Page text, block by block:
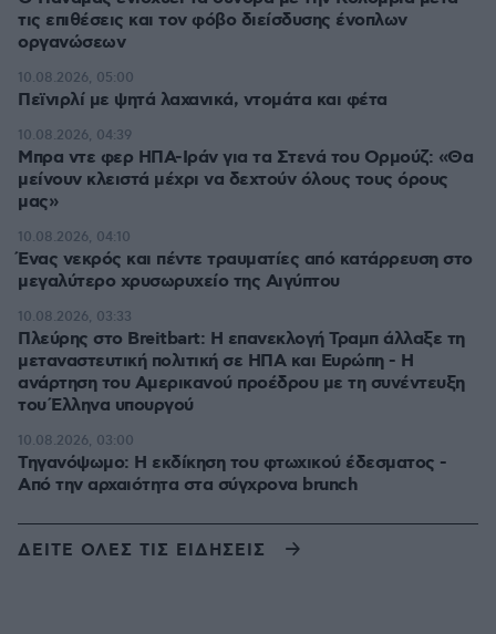
τις επιθέσεις και τον φόβο διείσδυσης ένοπλων
οργανώσεων
Πεϊνιρλί με ψητά λαχανικά, ντομάτα και φέτα
10.08.2026, 05:00
Μπρα ντε φερ ΗΠΑ-Ιράν για τα Στενά του Ορμούζ: «Θα
μείνουν κλειστά μέχρι να δεχτούν όλους τους όρους
μας»
10.08.2026, 04:39
Ένας νεκρός και πέντε τραυματίες από κατάρρευση στο
μεγαλύτερο χρυσωρυχείο της Αιγύπτου
10.08.2026, 04:10
Πλεύρης στο Breitbart: Η επανεκλογή Τραμπ άλλαξε τη
μεταναστευτική πολιτική σε ΗΠΑ και Ευρώπη - Η
ανάρτηση του Αμερικανού προέδρου με τη συνέντευξη
του Έλληνα υπουργού
10.08.2026, 03:33
Τηγανόψωμο: Η εκδίκηση του φτωχικού έδεσματος -
Από την αρχαιότητα στα σύγχρονα brunch
10.08.2026, 03:00
ΔΕΙΤΕ ΟΛΕΣ ΤΙΣ ΕΙΔΗΣΕΙΣ